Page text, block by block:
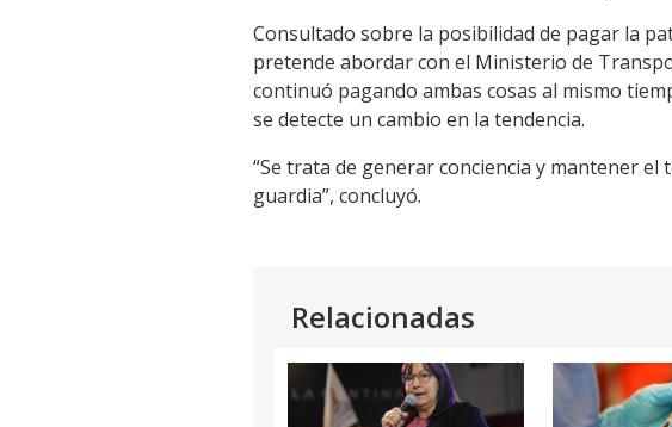
Consultado sobre la posibilidad de pagar la
pretende abordar con el Ministerio de
continuó pagando ambas cosas al mismo
se detecte un cambio en la tendencia.
“Se trata de generar conciencia y mantener
guardia”, concluyó.
Relacionadas